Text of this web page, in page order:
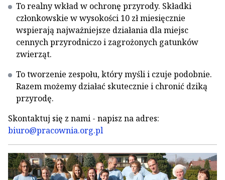
To realny wkład w ochronę przyrody. Składki
członkowskie w wysokości 10 zł miesięcznie
wspierają najważniejsze działania dla miejsc
cennych przyrodniczo i zagrożonych gatunków
zwierząt.
To tworzenie zespołu, który myśli i czuje podobnie.
Razem możemy działać skutecznie i chronić dziką
przyrodę.
Skontaktuj się z nami - napisz na adres:
biuro@pracownia.org.pl